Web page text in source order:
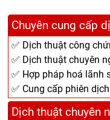
Chuyên cung cấp
✅ Dịch thuật công
✅ Dịch thuật chuyên
✅ Hợp pháp hoá lãnh
✅ Cung cấp phiên
Dịch thuật chuyên